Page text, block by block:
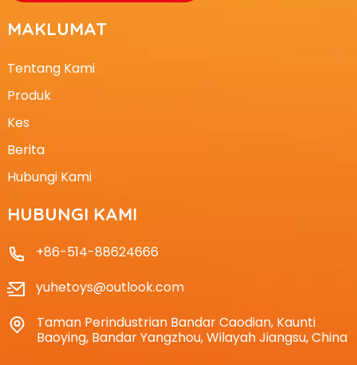
MAKLUMAT
Tentang Kami
Produk
Kes
Berita
Hubungi Kami
HUBUNGI KAMI
+86-514-88624666
yuhetoys@outlook.com
Taman Perindustrian Bandar Caodian, Kaunti
Baoying, Bandar Yangzhou, Wilayah Jiangsu, China